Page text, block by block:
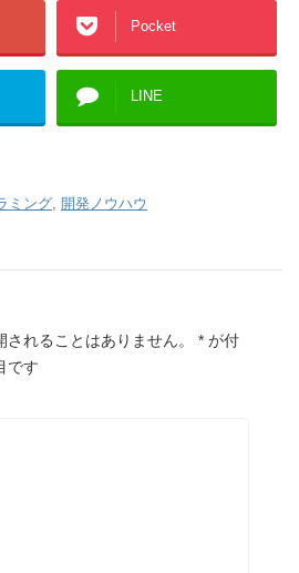
Pocket
LINE
ミング 開発ノウハウ
れることはありません。 * が付
です